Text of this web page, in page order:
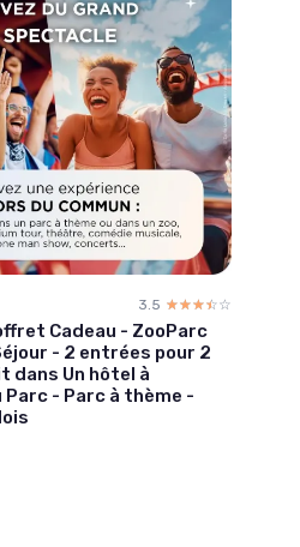
3.5 ☆☆☆☆☆
★★★★★
Cadeau - ZooParc
- 2 entrées pour 2
dans Un hôtel à
- Parc à thème -